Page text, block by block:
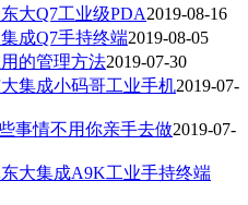
大Q7工业级PDA2019-08-16
成Q7手持终端2019-08-05
的管理方法2019-07-30
集成小码哥工业手机2019-07-
事情不用你亲手去做2019-07-
大集成A9K工业手持终端